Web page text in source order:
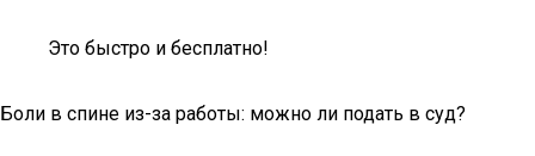
Это быстро и бесплатно!
Боли в спине из-за работы: можно ли подать в суд?